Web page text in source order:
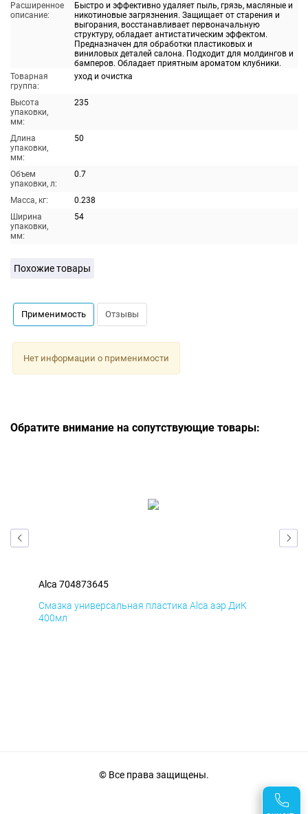
Расширенное
описание:
Быстро и эффективно удаляет пыль, грязь, масляные и
никотиновые загрязнения. Защищает от старения и
выгорания, восстанавливает первоначальную
структуру, обладает антистатическим эффектом.
Предназначен для обработки пластиковых и
виниловых деталей салона. Подходит для молдингов и
бамперов. Обладает приятным ароматом клубники.
Товарная
группа:
уход и очистка
Высота
упаковки,
мм:
235
Длина
упаковки,
мм:
50
Объем
упаковки, л:
0.7
Масса, кг:
0.238
Ширина
упаковки,
мм:
54
Похожие товары
Применимость Отзывы
Нет информации о применимости
Обратите внимание на сопутствующие товары:
Alca 704873645
Смазка универсальная пластика Alca аэр ДиК
400мл
© Все права защищены.